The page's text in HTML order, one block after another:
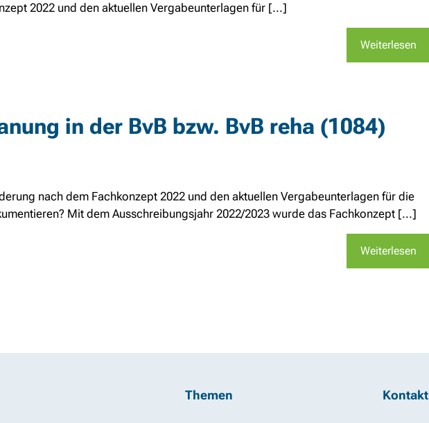
2022 und den aktuellen Vergabeunterlagen für [...]
Weiterlesen
in der BvB bzw. BvB reha (1084)
nach dem Fachkonzept 2022 und den aktuellen Vergabeunterlagen für die
Mit dem Ausschreibungsjahr 2022/2023 wurde das Fachkonzept [...]
Weiterlesen
Themen Kontakt